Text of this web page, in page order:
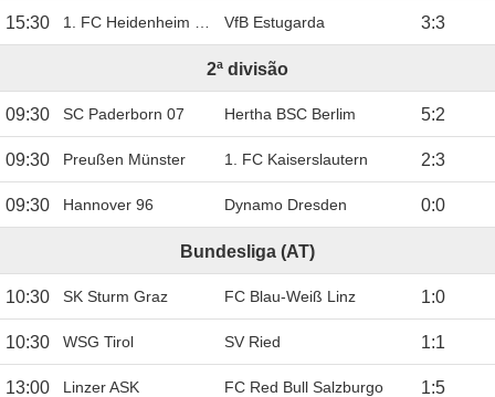
15:30 1. FC Heidenheim 1846 VfB Estugarda 3:3
2ª divisão
09:30 SC Paderborn 07 Hertha BSC Berlim 5:2
09:30 Preußen Münster 1. FC Kaiserslautern 2:3
09:30 Hannover 96 Dynamo Dresden 0:0
Bundesliga (AT)
10:30 SK Sturm Graz FC Blau-Weiß Linz 1:0
10:30 WSG Tirol SV Ried 1:1
13:00 Linzer ASK FC Red Bull Salzburgo 1:5